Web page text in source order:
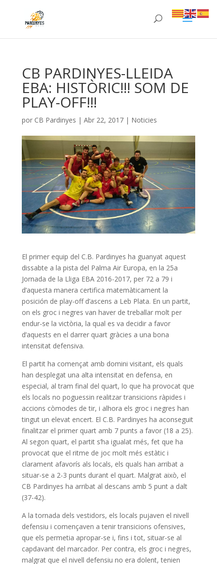
CB PARDINYES-LLEIDA
EBA: HISTÒRIC!!! SOM DE
PLAY-OFF!!!
por CB Pardinyes | Abr 22, 2017| Noticies
El primer equip del C.B. Pardinyes ha guanyat aquest
dissabte a la pista del Palma Air Europa, en la 25a
Jornada de la Lliga EBA 2016-2017, per 72 a 79 i
d’aquesta manera certifica matemàticament la
posición de play-off d’ascens a Leb Plata. En un partit,
on els groc i negres van haver de treballar molt per
endur-se la victòria, la qual es va decidir a favor
d’aquests en el darrer quart gràcies a una bona
intensitat defensiva.
El partit ha començat amb domini visitant, els quals
han desplegat una alta intensitat en defensa, en
especial, al tram final del quart, lo que ha provocat que
els locals no poguessin realitzar transicions ràpides i
accions còmodes de tir, i alhora els groc i negres han
tingut un elevat encert. El C.B. Pardinyes ha aconseguit
finalitzar el primer quart amb 7 punts a favor (18 a 25).
Al segon quart, el partit s’ha igualat més, fet que ha
provocat que el ritme de joc molt més estàtic i
clarament afavorís als locals, els quals han arribat a
situar-se a 2-3 punts durant el quart. Malgrat això, el
CB Pardinyes ha arribat al descans amb 5 punt a dalt
(37-42).
A la tornada dels vestidors, els locals pujaven el nivell
defensiu i començaven a tenir transicions ofensives,
que els permetia apropar-se i, fins i tot, situar-se al
capdavant del marcador. Per contra, els groc i negres,
malgrat que el nivell defensiu no era dolent, tenien